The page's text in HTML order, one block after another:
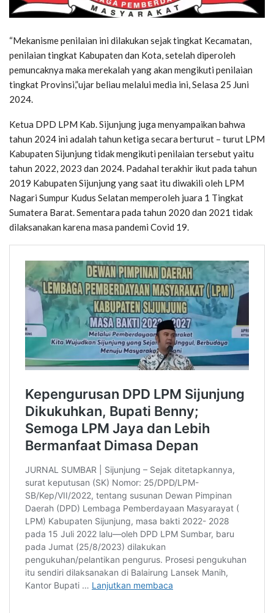
“Mekanisme penilaian ini dilakukan sejak tingkat Kecamatan,
penilaian tingkat Kabupaten dan Kota, setelah diperoleh
pemuncaknya maka merekalah yang akan mengikuti penilaian
tingkat Provinsi,”ujar beliau melalui media ini, Selasa 25 Juni
2024.
Ketua DPD LPM Kab. Sijunjung juga menyampaikan bahwa
tahun 2024 ini adalah tahun ketiga secara berturut – turut LPM
Kabupaten Sijunjung tidak mengikuti penilaian tersebut yaitu
tahun 2022, 2023 dan 2024. Padahal terakhir ikut pada tahun
2019 Kabupaten Sijunjung yang saat itu diwakili oleh LPM
Nagari Sumpur Kudus Selatan memperoleh juara 1 Tingkat
Sumatera Barat. Sementara pada tahun 2020 dan 2021 tidak
dilaksanakan karena masa pandemi Covid 19.